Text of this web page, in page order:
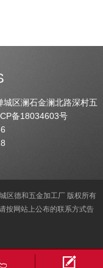
区澜石金澜北路深村五
备18034603号
区德和五金加工厂 版权所有
按网站上公布的联系方式告